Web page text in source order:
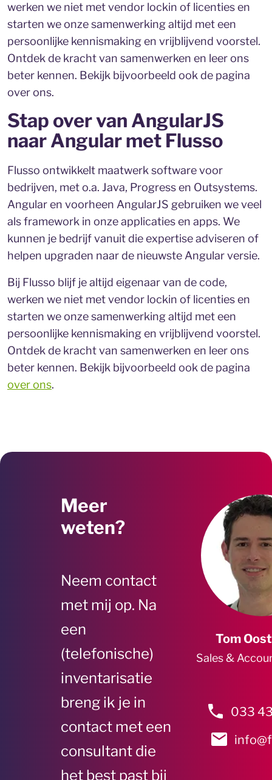
werken we niet met vendor lockin of licenties en
starten we onze samenwerking altijd met een
persoonlijke kennismaking en vrijblijvend voorstel.
Ontdek de kracht van samenwerken en leer ons
beter kennen. Bekijk bijvoorbeeld ook de pagina
over ons.
Stap over van AngularJS
naar Angular met Flusso
Flusso ontwikkelt maatwerk software voor
bedrijven, met o.a. Java, Progress en Outsystems.
Angular en voorheen AngularJS gebruiken we veel
als framework in onze applicaties en apps. We
kunnen je bedrijf vanuit die expertise adviseren of
helpen upgraden naar de nieuwste Angular versie.
Bij Flusso blijf je altijd eigenaar van de code,
werken we niet met vendor lockin of licenties en
starten we onze samenwerking altijd met een
persoonlijke kennismaking en vrijblijvend voorstel.
Ontdek de kracht van samenwerken en leer ons
beter kennen. Bekijk bijvoorbeeld ook de pagina
over ons.
Meer
weten?
Neem contact
met mij op. Na
een
(telefonische)
inventarisatie
breng ik je in
contact met een
consultant die
het best past bij
Tom
Sales &
033